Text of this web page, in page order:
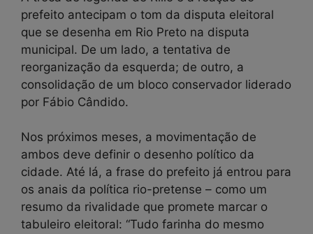
prefeito antecipam o tom da disputa eleitoral
que se desenha em Rio Preto na disputa
municipal. De um lado, a tentativa de
reorganização da esquerda; de outro, a
consolidação de um bloco conservador liderado
por Fábio Cândido.
Nos próximos meses, a movimentação de
ambos deve definir o desenho político da
cidade. Até lá, a frase do prefeito já entrou para
os anais da política rio-pretense – como um
resumo da rivalidade que promete marcar o
tabuleiro eleitoral: “Tudo farinha do mesmo